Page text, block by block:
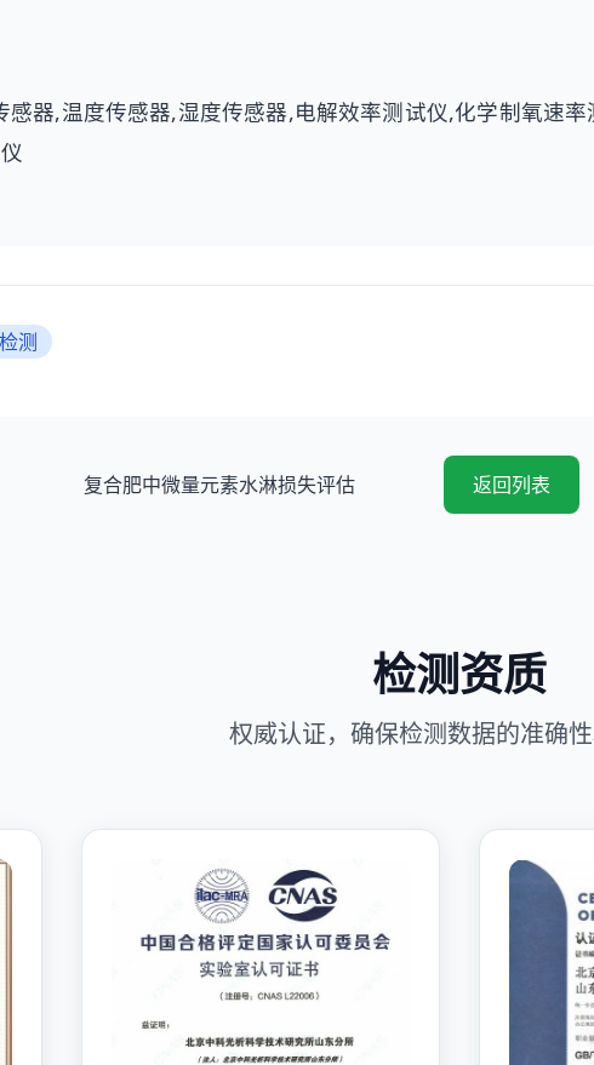
器,温度传感器,湿度传感器,电解效率测试仪,化学制氧速
测
复合肥中微量元素水淋损失评估 返回列表
检测资质
权威认证，确保检测数据的准确